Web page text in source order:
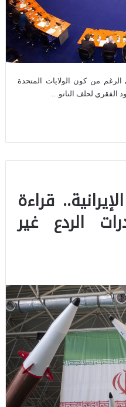
من كون الولايات المتحدة
الفقري لحلف الناتو…
قراءة
الردع غير